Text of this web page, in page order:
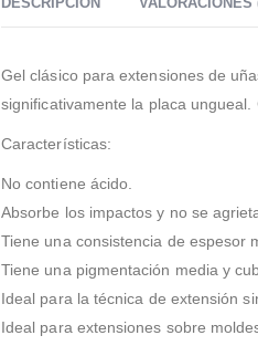
Gel clásico para extensiones de
significativamente la placa
Características:
No contiene ácido.
Absorbe los impactos y no se
Tiene una consistencia de espesor
Tiene una pigmentación media y
Ideal para la técnica de extensión
Ideal para extensiones sobre